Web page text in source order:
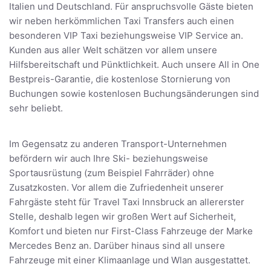
Italien und Deutschland. Für anspruchsvolle Gäste bieten
wir neben herkömmlichen Taxi Transfers auch einen
besonderen VIP Taxi beziehungsweise VIP Service an.
Kunden aus aller Welt schätzen vor allem unsere
Hilfsbereitschaft und Pünktlichkeit. Auch unsere All in One
Bestpreis-Garantie, die kostenlose Stornierung von
Buchungen sowie kostenlosen Buchungsänderungen sind
sehr beliebt.
Im Gegensatz zu anderen Transport-Unternehmen
befördern wir auch Ihre Ski- beziehungsweise
Sportausrüstung (zum Beispiel Fahrräder) ohne
Zusatzkosten. Vor allem die Zufriedenheit unserer
Fahrgäste steht für Travel Taxi Innsbruck an allererster
Stelle, deshalb legen wir großen Wert auf Sicherheit,
Komfort und bieten nur First-Class Fahrzeuge der Marke
Mercedes Benz an. Darüber hinaus sind all unsere
Fahrzeuge mit einer Klimaanlage und Wlan ausgestattet.